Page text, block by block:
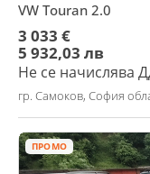
VW Touran 2.0
3 033 €
5 932,03 лв
Не се начислява
гр. Самоков, София
ПРОМО